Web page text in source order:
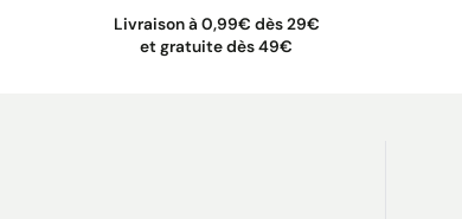
Livraison à 0,99€ dès 29€
et gratuite dès 49€